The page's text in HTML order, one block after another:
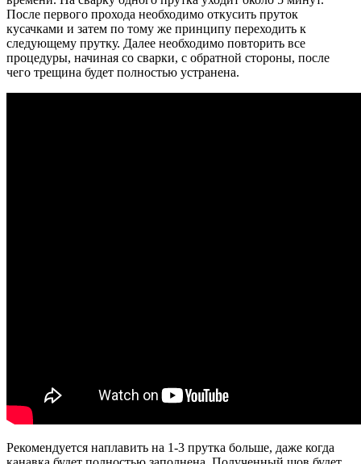
После первого прохода необходимо откусить пруток
кусачками и затем по тому же принципу переходить к
следующему прутку. Далее необходимо повторить все
процедуры, начиная со сварки, с обратной стороны, после
чего трещина будет полностью устранена.
Рекомендуется наплавить на 1-3 прутка больше, даже когда